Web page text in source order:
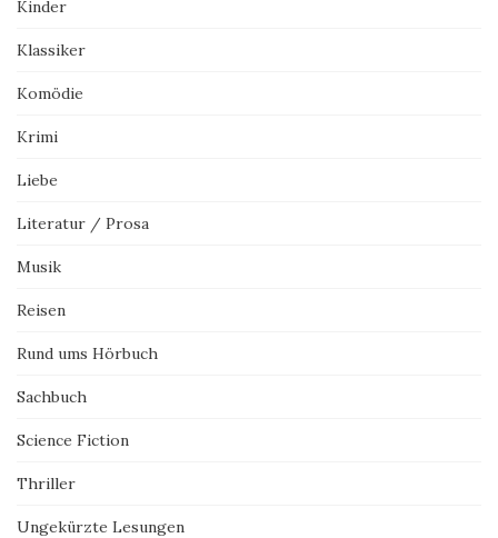
Kinder
Klassiker
Komödie
Krimi
Liebe
Literatur / Prosa
Musik
Reisen
Rund ums Hörbuch
Sachbuch
Science Fiction
Thriller
Ungekürzte Lesungen